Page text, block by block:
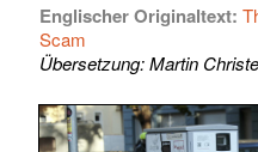
Englischer Originaltext:
Scam
Übersetzung: Martin